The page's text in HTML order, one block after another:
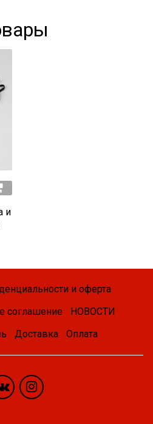
и
и оферта
соглашение
НОВОСТИ
Доставка Оплата